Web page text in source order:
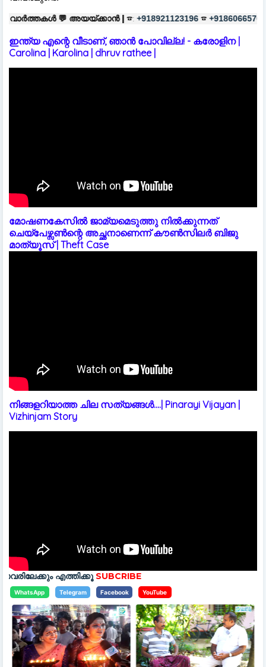
| ☎: +918921123196 ☎ +918606657037
ഇന്ത്യ എന്റെ വീടാണ്, ഞാൻ പോവില്ല! - കരോളിന |
Carolina | Karolina | dhruv rathee |
മോഷണകേസിൽ ജാമ്യമെടുത്തു നിൽക്കുന്നത്
ചെയ്പേഴ്സൺന്റെ അച്ഛനാണെന്ന് കൗൺസിലർ ബിജു
മാത്യൂസ് | Theft Case
നിങ്ങളറിയാത്ത ചില സത്യങ്ങൾ....| Pinarayi Vijayan |
Vizhinjam Story
SUBCRIBE
WhatsApp Telegram Facebook YouTube